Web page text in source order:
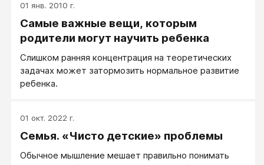
социально-психологического климата семьи и
соответственно тактик семейного воспитания.
Хотя, конечно, существует множество переходных,
вариантов.
01 янв. 2010 г.
Самые важные вещи, которым
родители могут научить ребенка
Слишком ранняя концентрация на теоретических
задачах может затормозить нормальное развитие
ребенка.
01 окт. 2022 г.
Семья. «Чисто детские» проблемы
Обычное мышление мешает правильно понимать